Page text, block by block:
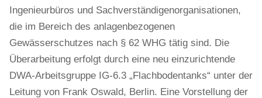
Ingenieurbüros und Sachverständigenorganisationen,
die im Bereich des anlagenbezogenen
Gewässerschutzes nach § 62 WHG tätig sind. Die
Überarbeitung erfolgt durch eine neu einzurichtende
DWA-Arbeitsgruppe IG-6.3 „Flachbodentanks“ unter der
Leitung von Frank Oswald, Berlin. Eine Vorstellung der